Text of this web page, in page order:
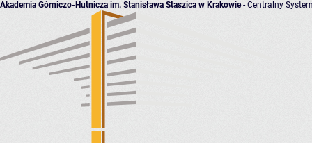
Akademia Górniczo-Hutnicza im. Stanisława Staszica w Krakowie- Centralny